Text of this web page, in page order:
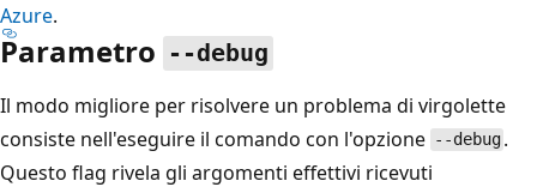
Azure.
Parametro --debug
Il modo migliore per risolvere un problema di virgolette
consiste nell'eseguire il comando con l'opzione --debug .
Questo flag rivela gli argomenti effettivi ricevuti